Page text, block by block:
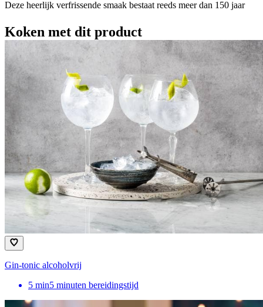
Deze heerlijk verfrissende smaak bestaat reeds meer dan 150 jaar
Koken met dit product
Gin-tonic alcoholvrij
5 min5 minuten bereidingstijd